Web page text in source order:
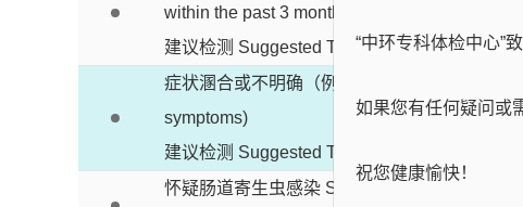
within the past 3 months
建议检测 Suggested Test : MSX GI Focus
症状溷合或不明确（例如同时出现急性及慢性
symptoms)
建议检测 Suggested Test : MSX GI Plus
怀疑肠道寄生虫感染 Suspected intestinal
“中环专科体检中心”
如果您有任何疑问或
祝您健康愉快！